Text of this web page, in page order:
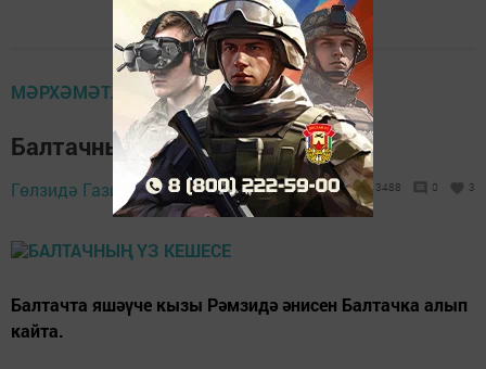
МӘРХӘМӘТЛЕЛЕК
Балтачның үз кешесе
Гөлзидә Газизуллина, 15 декабрь 2019 -
15:41
3488 0 3
Балтачта яшәүче кызы Рәмзидә әнисен Балтачка алып
кайта.